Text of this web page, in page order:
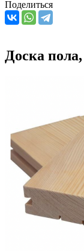
Поделиться
Доска